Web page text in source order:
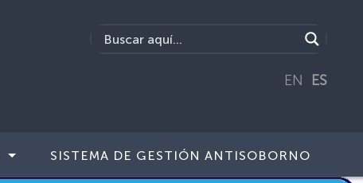
EN ES
SISTEMA DE GESTIÓN ANTISOBORNO